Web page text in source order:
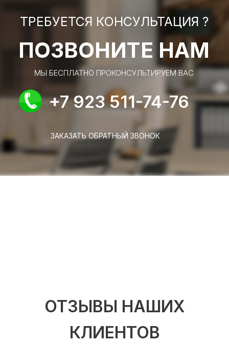
ТРЕБУЕТСЯ КОНСУЛЬТАЦИЯ ?
ПОЗВОНИТЕ НАМ
МЫ БЕСПЛАТНО ПРОКОНСУЛЬТИРУЕМ ВАС
+7 923 511-74-76
ЗАКАЗАТЬ ОБРАТНЫЙ ЗВОНОК
ОТЗЫВЫ НАШИХ
КЛИЕНТОВ